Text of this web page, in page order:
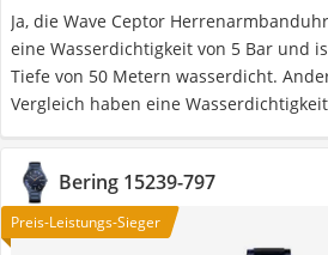
Ja, die Wave Ceptor
eine Wasserdichtigkeit von 5 Bar und
Tiefe von 50 Metern wasserdicht.
Vergleich haben eine
Bering 15239-797
Preis-Leistungs-Sieger